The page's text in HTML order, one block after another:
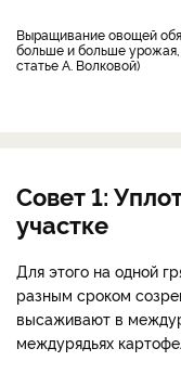
Выращивание овощей обязательно пробудит желание получать все
больше и больше
статье А. Волковой)
Совет 1:
участке
Для этого на одной
разным сроком
высаживают в
междурядьях